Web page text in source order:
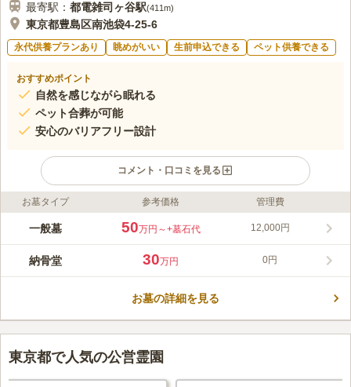
最寄駅： 都電雑司ヶ谷駅(411m)
東京都豊島区南池袋4-25-6
永代供養プランあり 眺めがいい 生前申込できる ペット供養できる
おすすめポイント
自然を感じながら眠れる
ペット合葬が可能
安心のバリアフリー設計
コメント・口コミを見る
ライフドット編集部のコメント
駅から徒歩圏内の好立地です。都心には珍しく駐車場も完備され
（1428）頃に創建され、長い歴史の中で人々から愛されてきま
した。雑司が谷七福神の毘沙門天が祀られる寺院なので、お参り
で、大切な家族と一緒に眠りたいという故人の願いにも寄り添え
みんなの評価
4.3 口コミ3件
30代男性
最寄駅のJR山手線の池袋駅周辺は都会で、お供え物を購入する
場所もたくさんありますし、飲食店も非常に多い場所なので、困る事はあ
りません。
口コミの続きを読む
お墓タイプ 参考価格 管理費
一般墓 50万円～+墓石代 12,000円
納骨堂 30万円 0円
お墓の詳細を見る
東京都で人気の公営霊園